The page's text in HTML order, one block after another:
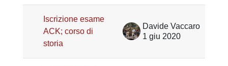
Iscrizione esame
ACK; corso di
storia
Davide Vaccaro
1 giu 2020